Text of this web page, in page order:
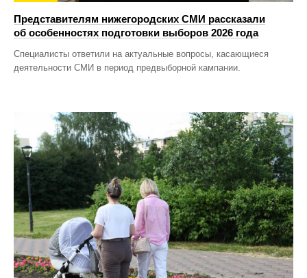
Представителям нижегородских СМИ рассказали
об особенностях подготовки выборов 2026 года
Специалисты ответили на актуальные вопросы, касающиеся
деятельности СМИ в период предвыборной кампании.